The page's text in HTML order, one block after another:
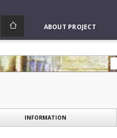
ABOUT PROJECT
INFORMATION